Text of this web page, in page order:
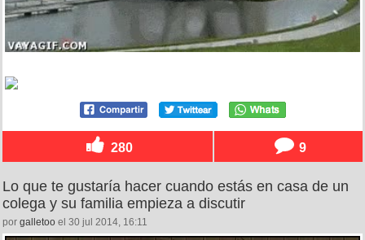
280 9
Lo que te gustaría hacer cuando estás en casa de un
colega y su familia empieza a discutir
por galletoo el 30 jul 2014, 16:11